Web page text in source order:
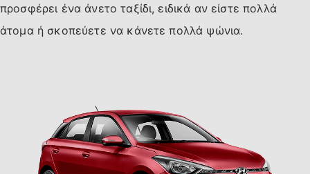
προσφέρει ένα άνετο ταξίδι, ειδικά αν είστε πολλά
άτομα ή σκοπεύετε να κάνετε πολλά ψώνια.